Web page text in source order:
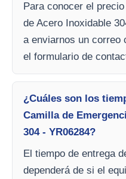
Para conocer el
de Acero Inoxidable
a enviarnos un correo
el formulario de
¿Cuáles son los
Camilla de
304 - YR06284?
El tiempo de entrega
dependerá de si el